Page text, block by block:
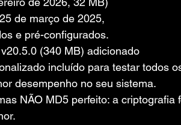
de março de 2025,
e pré-configurados.
(340 MB) adicionado
incluído para testar todos
desempenho no seu sistema.
NÃO MD5 perfeito: a